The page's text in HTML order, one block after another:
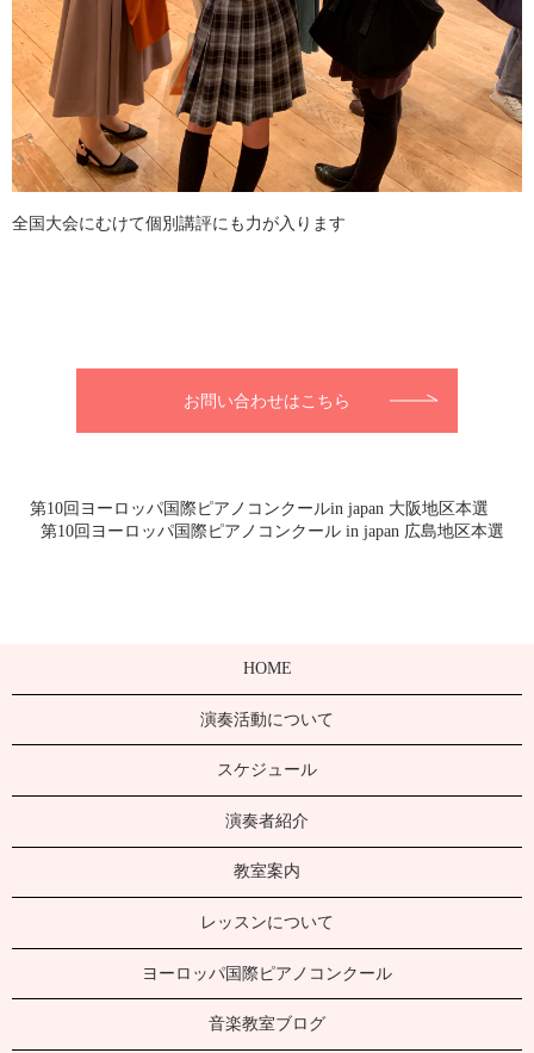
全国大会にむけて個別講評にも力が入ります
お問い合わせはこちら
第10回ヨーロッパ国際ピアノコンクールin japan 大阪地区本選
第10回ヨーロッパ国際ピアノコンクール in japan 広島地区本選
HOME
演奏活動について
スケジュール
演奏者紹介
教室案内
レッスンについて
ヨーロッパ国際ピアノコンクール
音楽教室ブログ